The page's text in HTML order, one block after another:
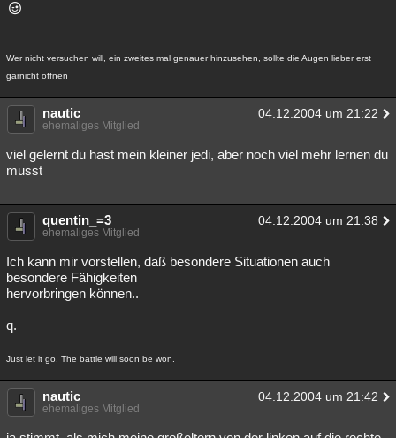
Wer nicht versuchen will, ein zweites mal genauer hinzusehen, sollte die Augen lieber erst
garnicht öffnen
nautic 04.12.2004 um 21:22
ehemaliges Mitglied
viel gelernt du hast mein kleiner jedi, aber noch viel mehr lernen du
musst
quentin_=3 04.12.2004 um 21:38
ehemaliges Mitglied
Ich kann mir vorstellen, daß besondere Situationen auch
besondere Fähigkeiten
hervorbringen können..
q.
Just let it go. The battle will soon be won.
nautic 04.12.2004 um 21:42
ehemaliges Mitglied